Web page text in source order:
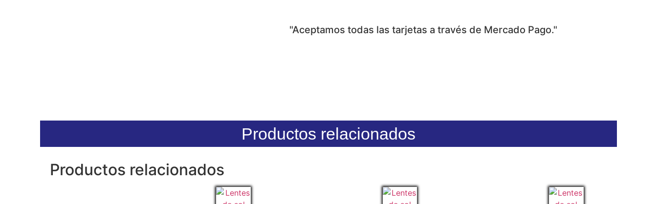
"Aceptamos todas las tarjetas a través de Mercado Pago."
Productos relacionados
Productos relacionados